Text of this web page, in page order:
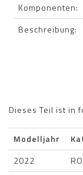
Komponenten:
Beschreibung:
Dieses Teil ist in
Modelljahr
2022